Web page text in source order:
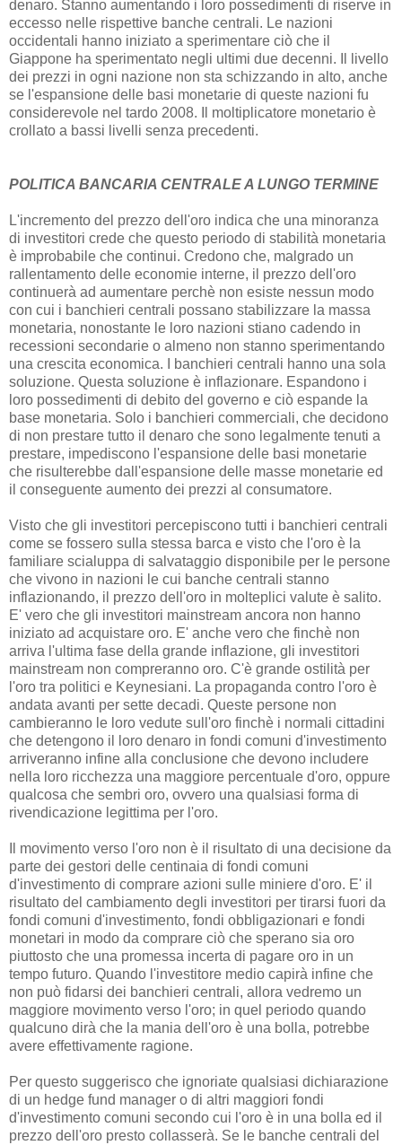
denaro. Stanno aumentando i loro possedimenti di riserve in
eccesso nelle rispettive banche centrali. Le nazioni
occidentali hanno iniziato a sperimentare ciò che il
Giappone ha sperimentato negli ultimi due decenni. Il livello
dei prezzi in ogni nazione non sta schizzando in alto, anche
se l'espansione delle basi monetarie di queste nazioni fu
considerevole nel tardo 2008. Il moltiplicatore monetario è
crollato a bassi livelli senza precedenti.
POLITICA BANCARIA CENTRALE A LUNGO TERMINE
L'incremento del prezzo dell'oro indica che una minoranza
di investitori crede che questo periodo di stabilità monetaria
è improbabile che continui. Credono che, malgrado un
rallentamento delle economie interne, il prezzo dell'oro
continuerà ad aumentare perchè non esiste nessun modo
con cui i banchieri centrali possano stabilizzare la massa
monetaria, nonostante le loro nazioni stiano cadendo in
recessioni secondarie o almeno non stanno sperimentando
una crescita economica. I banchieri centrali hanno una sola
soluzione. Questa soluzione è inflazionare. Espandono i
loro possedimenti di debito del governo e ciò espande la
base monetaria. Solo i banchieri commerciali, che decidono
di non prestare tutto il denaro che sono legalmente tenuti a
prestare, impediscono l'espansione delle basi monetarie
che risulterebbe dall'espansione delle masse monetarie ed
il conseguente aumento dei prezzi al consumatore.
Visto che gli investitori percepiscono tutti i banchieri centrali
come se fossero sulla stessa barca e visto che l'oro è la
familiare scialuppa di salvataggio disponibile per le persone
che vivono in nazioni le cui banche centrali stanno
inflazionando, il prezzo dell'oro in molteplici valute è salito.
E' vero che gli investitori mainstream ancora non hanno
iniziato ad acquistare oro. E' anche vero che finchè non
arriva l'ultima fase della grande inflazione, gli investitori
mainstream non compreranno oro. C'è grande ostilità per
l'oro tra politici e Keynesiani. La propaganda contro l'oro è
andata avanti per sette decadi. Queste persone non
cambieranno le loro vedute sull'oro finchè i normali cittadini
che detengono il loro denaro in fondi comuni d'investimento
arriveranno infine alla conclusione che devono includere
nella loro ricchezza una maggiore percentuale d'oro, oppure
qualcosa che sembri oro, ovvero una qualsiasi forma di
rivendicazione legittima per l'oro.
Il movimento verso l'oro non è il risultato di una decisione da
parte dei gestori delle centinaia di fondi comuni
d'investimento di comprare azioni sulle miniere d'oro. E' il
risultato del cambiamento degli investitori per tirarsi fuori da
fondi comuni d'investimento, fondi obbligazionari e fondi
monetari in modo da comprare ciò che sperano sia oro
piuttosto che una promessa incerta di pagare oro in un
tempo futuro. Quando l'investitore medio capirà infine che
non può fidarsi dei banchieri centrali, allora vedremo un
maggiore movimento verso l'oro; in quel periodo quando
qualcuno dirà che la mania dell'oro è una bolla, potrebbe
avere effettivamente ragione.
Per questo suggerisco che ignoriate qualsiasi dichiarazione
di un hedge fund manager o di altri maggiori fondi
d'investimento comuni secondo cui l'oro è in una bolla ed il
prezzo dell'oro presto collasserà. Se le banche centrali del